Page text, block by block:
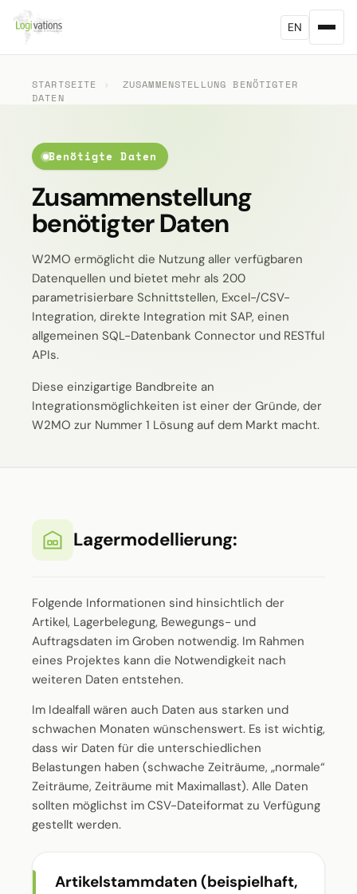
EN
STARTSEITE ›
ZUSAMMENSTELLUNG BENÖTIGTER
DATEN
Benötigte Daten
Zusammenstellung
benötigter Daten
W2MO ermöglicht die Nutzung aller verfügbaren
Datenquellen und bietet mehr als 200
parametrisierbare Schnittstellen, Excel-/CSV-
Integration, direkte Integration mit SAP, einen
allgemeinen SQL-Datenbank Connector und RESTful
APIs.
Diese einzigartige Bandbreite an
Integrationsmöglichkeiten ist einer der Gründe, der
W2MO zur Nummer 1 Lösung auf dem Markt macht.
Lagermodellierung:
Folgende Informationen sind hinsichtlich der
Artikel, Lagerbelegung, Bewegungs- und
Auftragsdaten im Groben notwendig. Im Rahmen
eines Projektes kann die Notwendigkeit nach
weiteren Daten entstehen.
Im Idealfall wären auch Daten aus starken und
schwachen Monaten wünschenswert. Es ist wichtig,
dass wir Daten für die unterschiedlichen
Belastungen haben (schwache Zeiträume, „normale“
Zeiträume, Zeiträume mit Maximallast). Alle Daten
sollten möglichst im CSV-Dateiformat zu Verfügung
gestellt werden.
Artikelstammdaten (beispielhaft,